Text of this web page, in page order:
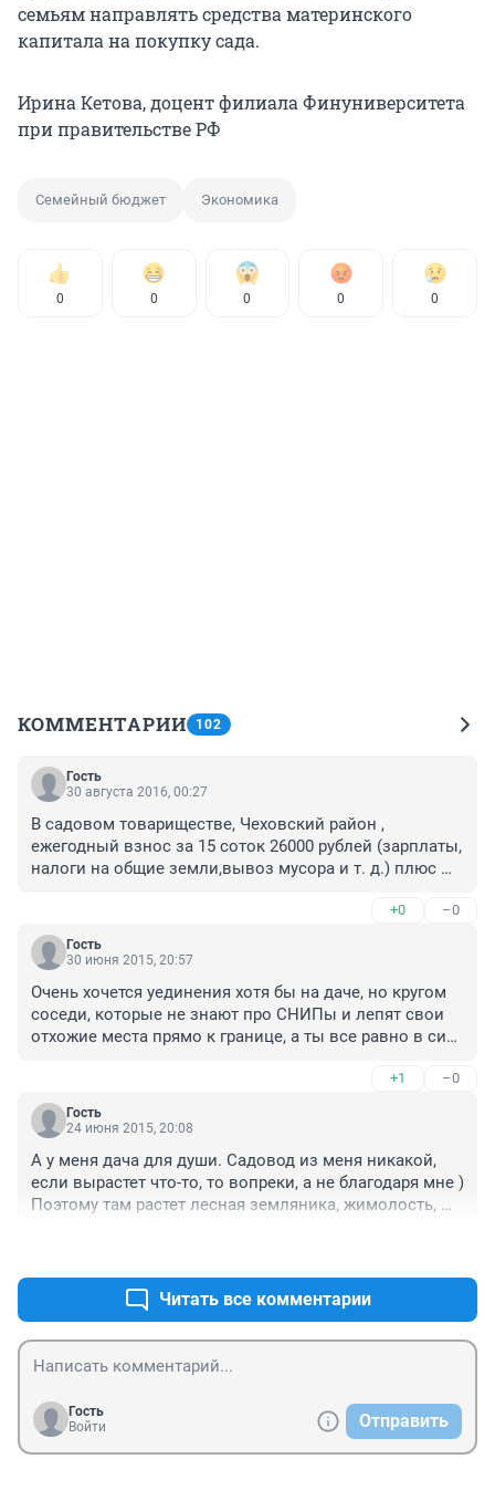
семьям направлять средства материнского
капитала на покупку сада.
Ирина Кетова, доцент филиала Финуниверситета
при правительстве РФ
Семейный бюджет Экономика
0 0 0 0 0
КОММЕНТАРИИ 102
Гость
30 августа 2016, 00:27
В садовом товариществе, Чеховский район ,
ежегодный взнос за 15 соток 26000 рублей (зарплаты,
налоги на общие земли,вывоз мусора и т. д.) плюс
чтобы вырастить овощи нежно потратить много
времени. Овощи выгодно выращивать если ДОМ В
ДЕРЕВНЕ. Многие СНТ в Московской области только
отдыха семьи. Экономия на покупке овощей осталась
в прошлом, в Советском Союзе.
+0 –0
Гость
30 июня 2015, 20:57
Очень хочется уединения хотя бы на даче, но кругом
соседи, которые не знают про СНИПы и лепят свои
отхожие места прямо к границе, а ты все равно в силу
любезничать) должен терпеть и делать вид, что
бузумно счастлив обсудить с ними борьбу с
сорниками и методы прищипывания огурцов Как
+1 –0
Гость
24 июня 2015, 20:08
А у меня дача для души. Садовод из меня никакой,
если вырастет что-то, то вопреки, а не благодаря мне )
Поэтому там растет лесная земляника, жимолость,
хариусами, гора с ужами и гадюками и до залива с
песчаным пляжем 5 минут и лес с грибами )
Читать все комментарии
Гость
Войти
Отправить